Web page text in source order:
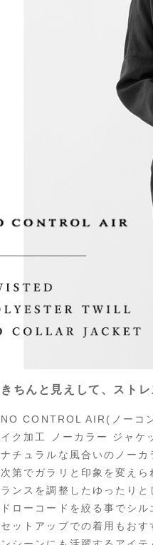
きちんと見えして、ストレ
NO CONTROL AIR(ノーコ
イク加工 ノーカラー ジャケ
ナチュラルな風合いのノー
次第でガラリと印象を変え
ランスを調整したゆったり
ドローコードを絞る事でシ
セットアップでの着用もお